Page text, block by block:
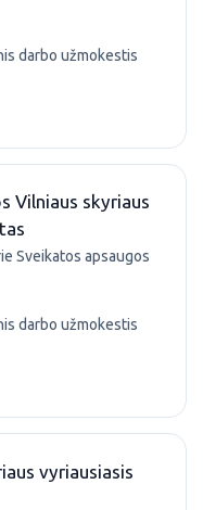
darbo užmokestis
Vilniaus skyriaus
Sveikatos apsaugos
darbo užmokestis
vyriausiasis